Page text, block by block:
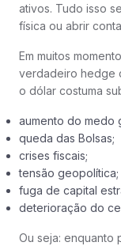
ativos. Tudo isso
física ou abrir
Em muitos
verdadeiro hedge
o dólar costuma
aumento do medo
queda das Bolsas;
crises fiscais;
tensão geopolítica;
fuga de capital
deterioração do
Ou seja: enquanto